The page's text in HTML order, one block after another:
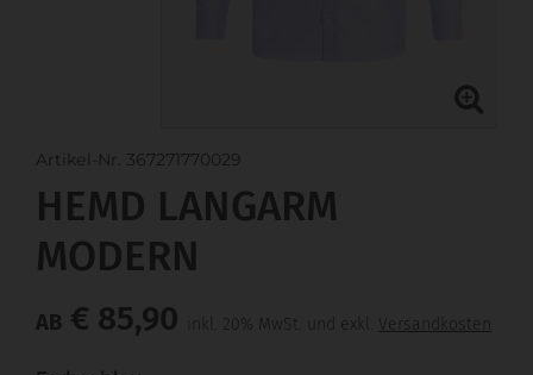
Artikel-Nr. 367271770029
HEMD LANGARM
MODERN
AB € 85,90 inkl. 20% MwSt. und exkl. Versandkosten